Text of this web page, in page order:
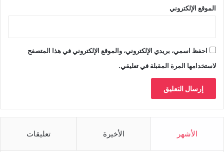
الموقع الإلكتروني
احفظ اسمي، بريدي الإلكتروني، والموقع الإلكتروني في هذا المتصفح
لاستخدامها المرة المقبلة في تعليقي.
الأشهر الأخيرة تعليقات